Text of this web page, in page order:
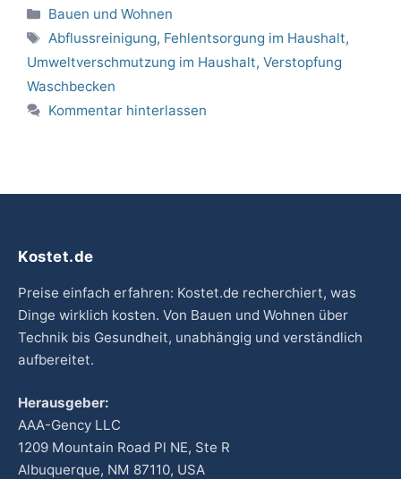
Kategorien
Bauen und Wohnen
Schlagwörter
Abflussreinigung, Fehlentsorgung im Haushalt,
Umweltverschmutzung im Haushalt, Verstopfung
Waschbecken
Kommentar hinterlassen
Kostet.de
Preise einfach erfahren: Kostet.de recherchiert, was
Dinge wirklich kosten. Von Bauen und Wohnen über
Technik bis Gesundheit, unabhängig und verständlich
aufbereitet.
Herausgeber:
AAA-Gency LLC
1209 Mountain Road Pl NE, Ste R
Albuquerque, NM 87110, USA